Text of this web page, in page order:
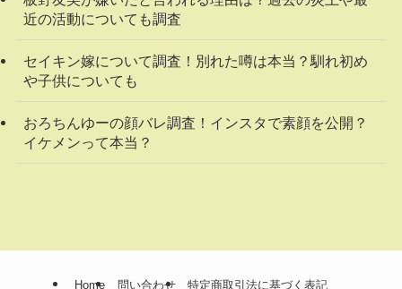
近の活動についても調査
セイキン嫁について調査！別れた噂は本当？馴れ初め
や子供についても
おろちんゆーの顔バレ調査！インスタで素顔を公開？
イケメンって本当？
Home 問い合わせ 特定商取引法に基づく表記